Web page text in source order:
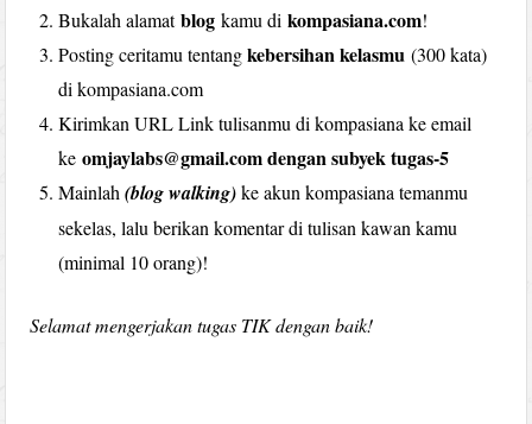
Bukalah alamatblog kamu dikompasiana.com!
Posting ceritamu tentangkebersihan kelasmu (300 kata)
di kompasiana.com
Kirimkan URL Link tulisanmu di kompasiana ke email
keomjaylabs@gmail.com dengan subyek tugas-5
Mainlah(blog walking)ke akun kompasiana temanmu
sekelas, lalu berikan komentar di tulisan kawan kamu
(minimal 10 orang)!
Selamat mengerjakan tugas TIK dengan baik!